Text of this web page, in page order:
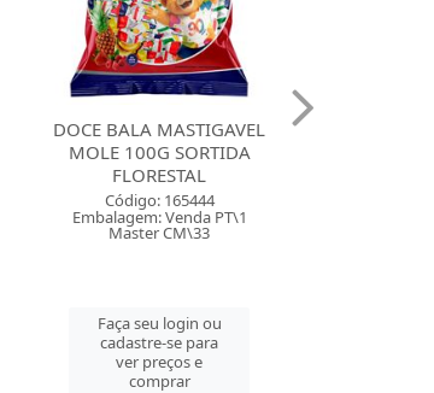
DOCE BALA MASTIGAVEL
MOLE 100G SORTIDA
FLORESTAL
Código: 165444
Embalagem: Venda PT\1
Master CM\33
Faça seu login ou
cadastre-se para
ver preços e
comprar